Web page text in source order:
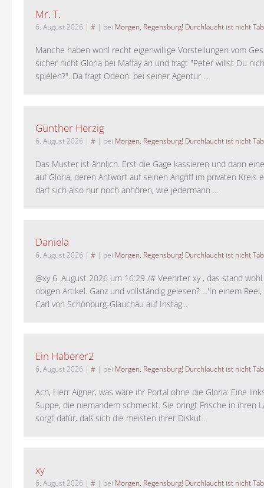
Mr. T.
6. August 2026 | # | bei Morgen, Regensburg! Durchlaucht ist nicht
Manche haben wohl recht eigenwillige Vorstellungen vom
sicher nicht Gloria bei Maffay an und fragt "Peter willst Du
spielen?". Da fragt Odeon. bei seiner Agentur ...
Günther Herzig
6. August 2026 | # | bei Morgen, Regensburg! Durchlaucht ist nicht
Das Muster ist ähnlich. Erst die Gage kassieren und dann
auf Gloria, deren Antwort auf seinen Angriff im privaten Kreis
darf sich also nur noch anhören, wie jedermann ...
Daniela
6. August 2026 | # | bei Morgen, Regensburg! Durchlaucht ist nicht
@xy 6. August 2026 um 16:29 /# Veehrter xy , das stand
obigen Artikel. Ganz und vollständig gelesen? ...'In einem
Carl von Schönburg-Glauchau auf Instag...
Ein Haberer2
6. August 2026 | # | bei Morgen, Regensburg! Durchlaucht ist nicht
Ach, Herr Aigner, was wäre ihr Portal ohne die Gloria: Eine
Suppe, die niemandem schmeckt. Sie bringt Frische in ihren
sorgt dafür, daß sich die meisten ihrer Diskut...
xy
6. August 2026 | # | bei Morgen, Regensburg! Durchlaucht ist nicht